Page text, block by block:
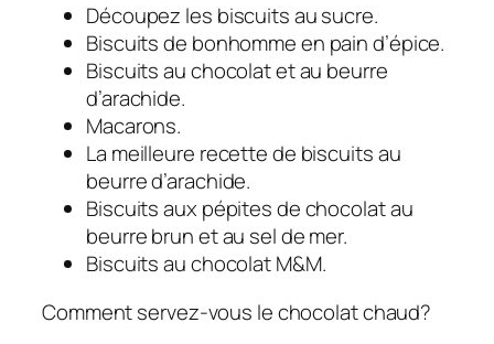
Découpez les biscuits au sucre.
Biscuits de bonhomme en pain d’épice.
Biscuits au chocolat et au beurre
d’arachide.
Macarons.
La meilleure recette de biscuits au
beurre d’arachide.
Biscuits aux pépites de chocolat au
beurre brun et au sel de mer.
Biscuits au chocolat M&M.
Comment servez-vous le chocolat chaud?